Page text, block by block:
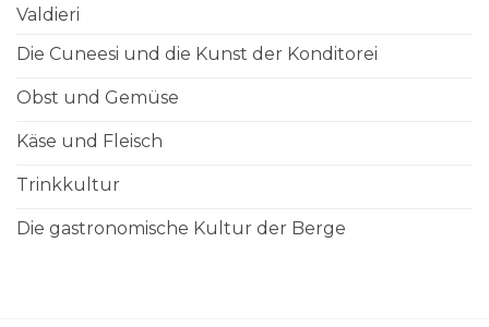
Valdieri
Die Cuneesi und die Kunst der Konditorei
Obst und Gemüse
Käse und Fleisch
Trinkkultur
Die gastronomische Kultur der Berge